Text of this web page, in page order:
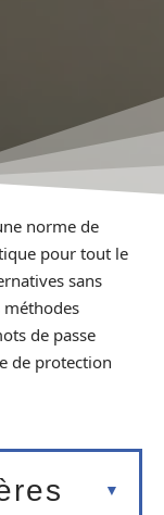
norme de
pour tout le
sans
de passe
de protection